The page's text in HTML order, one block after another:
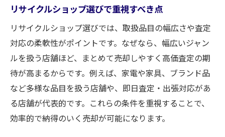
リサイクルショップ選びで重視すべき点
リサイクルショップ選びでは、取扱品目の幅広さや査定
対応の柔軟性がポイントです。なぜなら、幅広いジャン
ルを扱う店舗ほど、まとめて売却しやすく高価査定の期
待が高まるからです。例えば、家電や家具、ブランド品
など多様な品目を扱う店舗や、即日査定・出張対応があ
る店舗が代表的です。これらの条件を重視することで、
効率的で納得のいく売却が可能になります。